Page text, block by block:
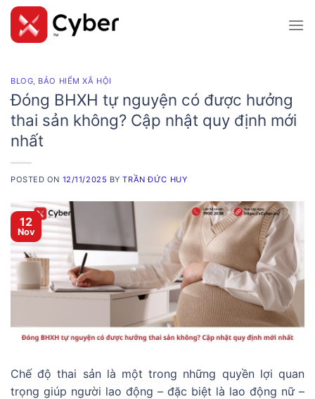
Skip
content
BLOG, BẢO HIỂM XÃ HỘI
Đóng BHXH tự nguyện có được hưởng
thai sản không? Cập nhật quy định mới
nhất
POSTED ON 12/11/2025 BYTRẦN ĐỨC HUY
12
Nov
Chế độ thai sản là một trong những quyền lợi quan
trọng giúp người lao động – đặc biệt là lao động nữ –